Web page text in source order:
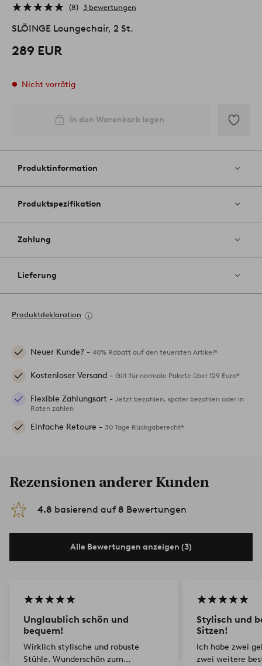
8 3 bewertungen
SLÖINGE Loungechair, 2 St.
289 EUR
Nicht vorrätig
In den Warenkorb legen
Favoriten
Produktinformation
Produktspezifikation
Zahlung
Lieferung
Produktdeklaration
Neuer Kunde? - 40% Rabatt auf den teuersten Artikel*
Kostenloser Versand - Gilt für normale Pakete über 129 Euro*
Flexible Zahlungsart - Jetzt bezahlen, später bezahlen oder in
Raten zahlen
Einfache Retoure - 30 Tage Rückgaberecht*
Rezensionen anderer Kunden
4.8 basierend auf 8 Bewertungen
Alle Bewertungen anzeigen (3)
Unglaublich schön und
bequem!
Wirklich stylische und robuste
Stühle. Wunderschön zum
Stylisch und
Sitzen!
Ich habe zwei
zwei weitere